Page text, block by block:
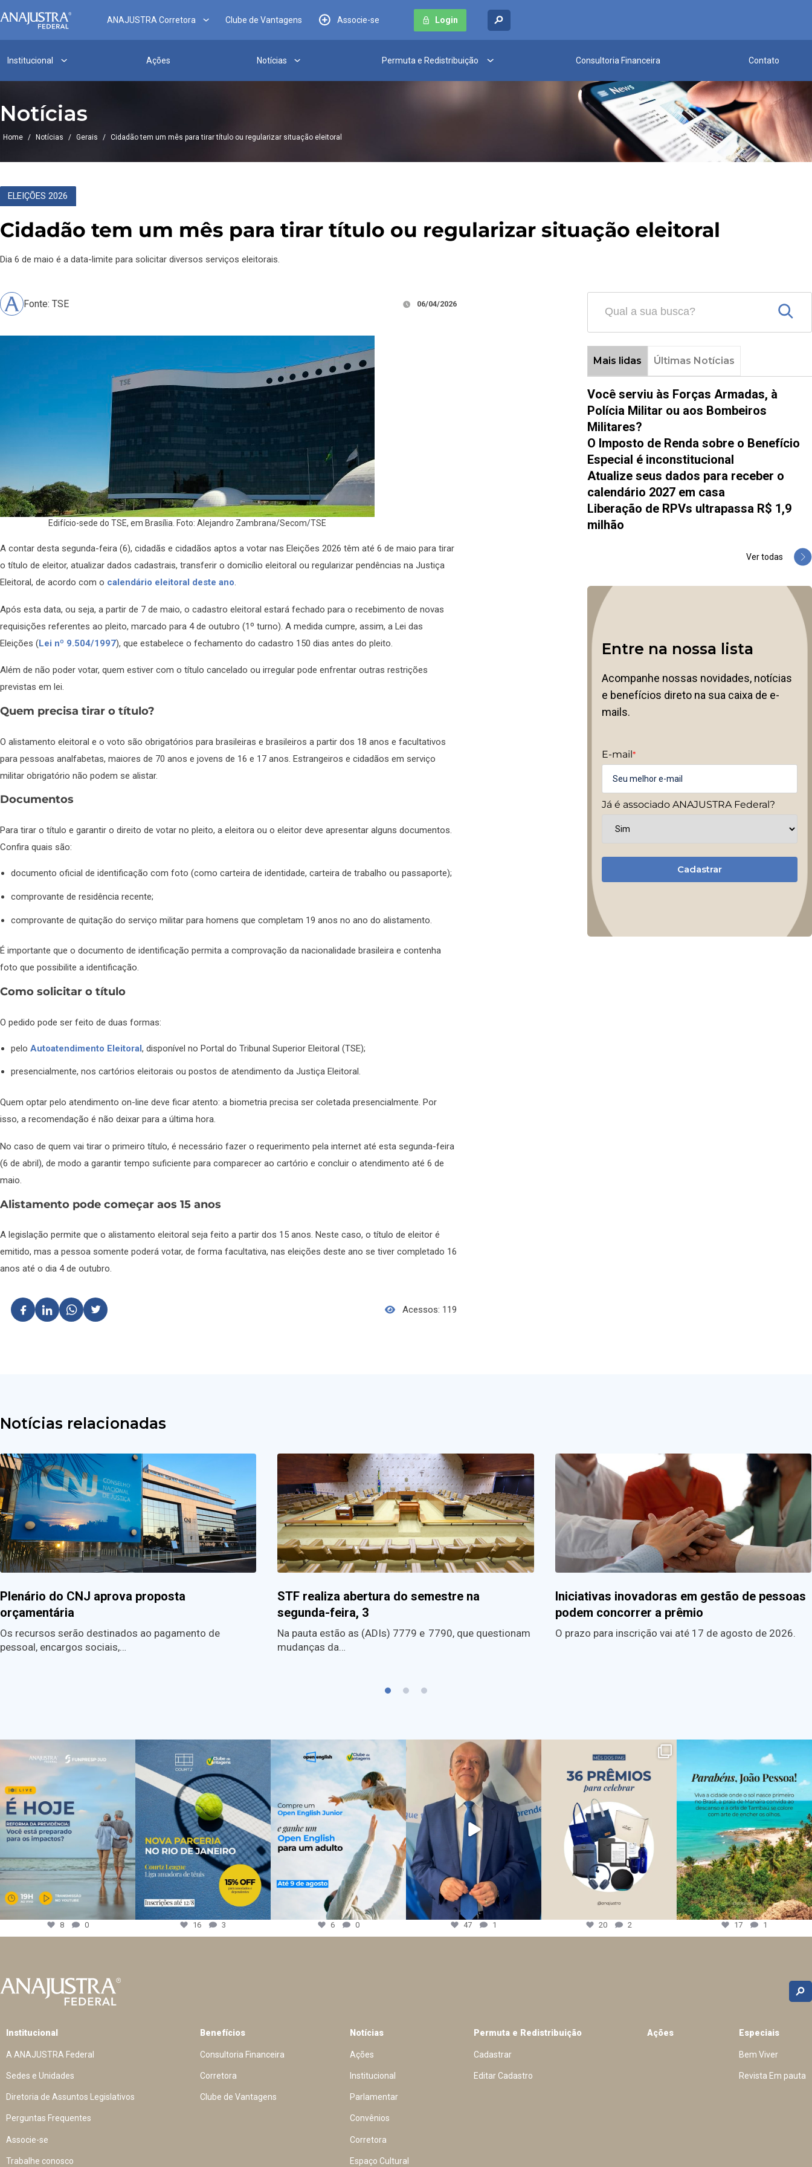
ANAJUSTRA Corretora Clube de Vantagens Associe-se Login
Institucional Ações Notícias Permuta e Redistribuição Consultoria Financeira Contato
Notícias
Home / Notícias / Gerais / Cidadão tem um mês para tirar título ou regularizar situação eleitoral
ELEIÇÕES 2026
Cidadão tem um mês para tirar título ou regularizar situação eleitoral
Dia 6 de maio é a data-limite para solicitar diversos serviços eleitorais.
Fonte: TSE 06/04/2026
Edifício-sede do TSE, em Brasília. Foto: Alejandro Zambrana/Secom/TSE
A contar desta segunda-feira (6), cidadãs e cidadãos aptos a votar nas Eleições 2026 têm até 6 de maio para tirar
o título de eleitor, atualizar dados cadastrais, transferir o domicílio eleitoral ou regularizar pendências na Justiça
Eleitoral, de acordo com o calendário eleitoral deste ano.
Após esta data, ou seja, a partir de 7 de maio, o cadastro eleitoral estará fechado para o recebimento de novas
requisições referentes ao pleito, marcado para 4 de outubro (1º turno). A medida cumpre, assim, a Lei das
Eleições (Lei nº 9.504/1997), que estabelece o fechamento do cadastro 150 dias antes do pleito.
Além de não poder votar, quem estiver com o título cancelado ou irregular pode enfrentar outras restrições
previstas em lei.
Quem precisa tirar o título?
O alistamento eleitoral e o voto são obrigatórios para brasileiras e brasileiros a partir dos 18 anos e facultativos
para pessoas analfabetas, maiores de 70 anos e jovens de 16 e 17 anos. Estrangeiros e cidadãos em serviço
militar obrigatório não podem se alistar.
Documentos
Para tirar o título e garantir o direito de votar no pleito, a eleitora ou o eleitor deve apresentar alguns documentos.
Confira quais são:
documento oficial de identificação com foto (como carteira de identidade, carteira de trabalho ou passaporte);
comprovante de residência recente;
comprovante de quitação do serviço militar para homens que completam 19 anos no ano do alistamento.
É importante que o documento de identificação permita a comprovação da nacionalidade brasileira e contenha
foto que possibilite a identificação.
Como solicitar o título
O pedido pode ser feito de duas formas:
pelo Autoatendimento Eleitoral, disponível no Portal do Tribunal Superior Eleitoral (TSE);
presencialmente, nos cartórios eleitorais ou postos de atendimento da Justiça Eleitoral.
Quem optar pelo atendimento on-line deve ficar atento: a biometria precisa ser coletada presencialmente. Por
isso, a recomendação é não deixar para a última hora.
No caso de quem vai tirar o primeiro título, é necessário fazer o requerimento pela internet até esta segunda-feira
(6 de abril), de modo a garantir tempo suficiente para comparecer ao cartório e concluir o atendimento até 6 de
maio.
Alistamento pode começar aos 15 anos
A legislação permite que o alistamento eleitoral seja feito a partir dos 15 anos. Neste caso, o título de eleitor é
emitido, mas a pessoa somente poderá votar, de forma facultativa, nas eleições deste ano se tiver completado 16
anos até o dia 4 de outubro.
Acessos: 119
Mais lidas Últimas Notícias
Você serviu às Forças Armadas, à
Polícia Militar ou aos Bombeiros
Militares?
O Imposto de Renda sobre o Benefício
Especial é inconstitucional
Atualize seus dados para receber o
calendário 2027 em casa
Liberação de RPVs ultrapassa R$ 1,9
milhão
Ver todas
Entre na nossa lista
Acompanhe nossas novidades, notícias
e benefícios direto na sua caixa de e-
mails.
E-mail*
Já é associado ANAJUSTRA Federal?
Cadastrar
Notícias relacionadas
Plenário do CNJ aprova proposta
orçamentária
Os recursos serão destinados ao pagamento de
pessoal, encargos sociais,…
STF realiza abertura do semestre na
segunda-feira, 3
Na pauta estão as (ADIs) 7779 e 7790, que questionam
mudanças da…
Iniciativas inovadoras em gestão de pessoas
podem concorrer a prêmio
O prazo para inscrição vai até 17 de agosto de 2026.
8 0 16 3 6 0 47 1 20 2 17 1
Institucional
A ANAJUSTRA Federal
Sedes e Unidades
Diretoria de Assuntos Legislativos
Perguntas Frequentes
Associe-se
Trabalhe conosco
Benefícios
Consultoria Financeira
Corretora
Clube de Vantagens
Notícias
Ações
Institucional
Parlamentar
Convênios
Corretora
Espaço Cultural
Permuta e Redistribuição
Cadastrar
Editar Cadastro
Ações Especiais
Bem Viver
Revista Em pauta